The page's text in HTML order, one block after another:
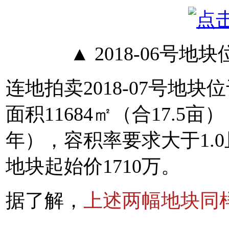
▲ 2018-06号地块
连地拍卖2018-07号地块
面积11684㎡（合17.5亩
年），容积率要求大于
地块起始价1710万。
据了解，
上述两幅地块